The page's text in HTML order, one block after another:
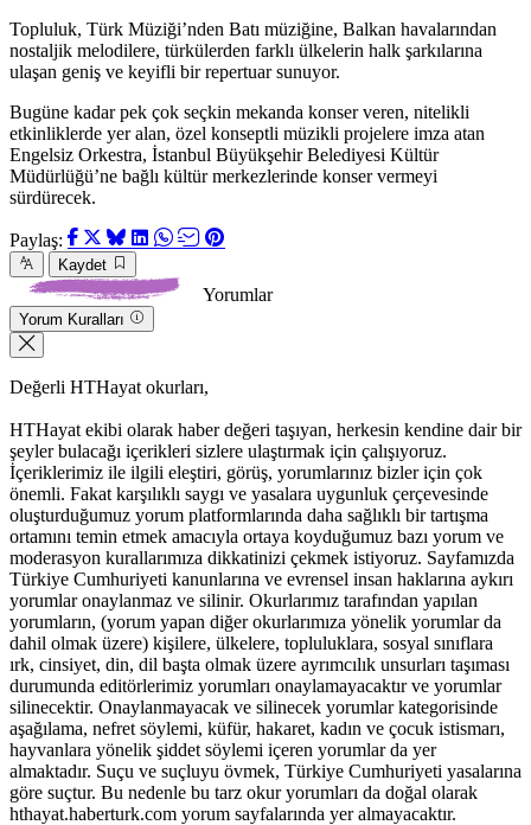
Topluluk, Türk Müziği’nden Batı müziğine, Balkan havalarından
nostaljik melodilere, türkülerden farklı ülkelerin halk şarkılarına
ulaşan geniş ve keyifli bir repertuar sunuyor.
Bugüne kadar pek çok seçkin mekanda konser veren, nitelikli
etkinliklerde yer alan, özel konseptli müzikli projelere imza atan
Engelsiz Orkestra, İstanbul Büyükşehir Belediyesi Kültür
Müdürlüğü’ne bağlı kültür merkezlerinde konser vermeyi
sürdürecek.
Paylaş:
Kaydet
Yorumlar
Yorum Kuralları
Değerli HTHayat okurları,
HTHayat ekibi olarak haber değeri taşıyan, herkesin kendine dair bir
şeyler bulacağı içerikleri sizlere ulaştırmak için çalışıyoruz.
İçeriklerimiz ile ilgili eleştiri, görüş, yorumlarınız bizler için çok
önemli. Fakat karşılıklı saygı ve yasalara uygunluk çerçevesinde
oluşturduğumuz yorum platformlarında daha sağlıklı bir tartışma
ortamını temin etmek amacıyla ortaya koyduğumuz bazı yorum ve
moderasyon kurallarımıza dikkatinizi çekmek istiyoruz. Sayfamızda
Türkiye Cumhuriyeti kanunlarına ve evrensel insan haklarına aykırı
yorumlar onaylanmaz ve silinir. Okurlarımız tarafından yapılan
yorumların, (yorum yapan diğer okurlarımıza yönelik yorumlar da
dahil olmak üzere) kişilere, ülkelere, topluluklara, sosyal sınıflara
ırk, cinsiyet, din, dil başta olmak üzere ayrımcılık unsurları taşıması
durumunda editörlerimiz yorumları onaylamayacaktır ve yorumlar
silinecektir. Onaylanmayacak ve silinecek yorumlar kategorisinde
aşağılama, nefret söylemi, küfür, hakaret, kadın ve çocuk istismarı,
hayvanlara yönelik şiddet söylemi içeren yorumlar da yer
almaktadır. Suçu ve suçluyu övmek, Türkiye Cumhuriyeti yasalarına
göre suçtur. Bu nedenle bu tarz okur yorumları da doğal olarak
hthayat.haberturk.com yorum sayfalarında yer almayacaktır.